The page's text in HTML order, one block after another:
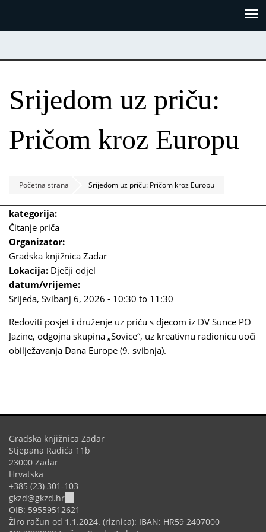
Srijedom uz priču:
Pričom kroz Europu
Početna strana Srijedom uz priču: Pričom kroz Europu
kategorija:
Čitanje priča
Organizator:
Gradska knjižnica Zadar
Lokacija: Dječji odjel
datum/vrijeme:
Srijeda, Svibanj 6, 2026 - 10:30 to 11:30
Redoviti posjet i druženje uz priču s djecom iz DV Sunce PO
Jazine, odgojna skupina „Sovice“, uz kreativnu radionicu uoči
obilježavanja Dana Europe (9. svibnja).
Gradska knjižnica Zadar
Stjepana Radića 11b
23000 Zadar
Hrvatska
+385 (23) 301-103
gkzd@gkzd.hr
sends
e-
mail)
OIB: 59559512621
Žiro račun od 1.1.2024. (riznica): IBAN: HR59 2407000